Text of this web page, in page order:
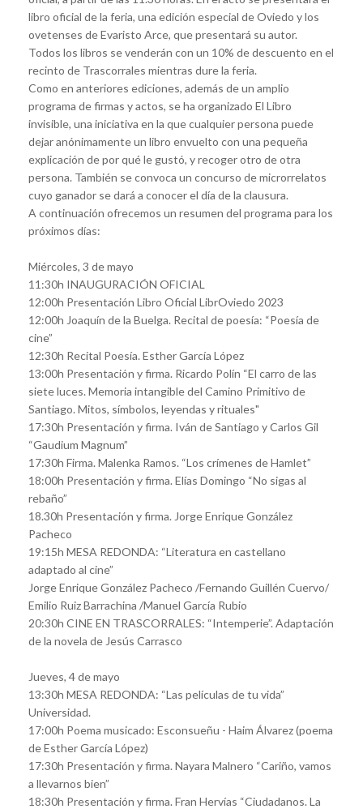
libro oficial de la feria, una edición especial de Oviedo y los
ovetenses de Evaristo Arce, que presentará su autor.
Todos los libros se venderán con un 10% de descuento en el
recinto de Trascorrales mientras dure la feria.
Como en anteriores ediciones, además de un amplio
programa de firmas y actos, se ha organizado El Libro
invisible, una iniciativa en la que cualquier persona puede
dejar anónimamente un libro envuelto con una pequeña
explicación de por qué le gustó, y recoger otro de otra
persona. También se convoca un concurso de microrrelatos
cuyo ganador se dará a conocer el día de la clausura.
A continuación ofrecemos un resumen del programa para los
próximos días:
Miércoles, 3 de mayo
11:30h INAUGURACIÓN OFICIAL
12:00h Presentación Libro Oficial LibrOviedo 2023
12:00h Joaquín de la Buelga. Recital de poesía: “Poesía de
cine”
12:30h Recital Poesía. Esther García López
13:00h Presentación y firma. Ricardo Polín “El carro de las
siete luces. Memoria intangible del Camino Primitivo de
Santiago. Mitos, símbolos, leyendas y rituales"
17:30h Presentación y firma. Iván de Santiago y Carlos Gil
“Gaudium Magnum”
17:30h Firma. Malenka Ramos. “Los crímenes de Hamlet”
18:00h Presentación y firma. Elías Domingo “No sigas al
rebaño”
18.30h Presentación y firma. Jorge Enrique González
Pacheco
19:15h MESA REDONDA: “Literatura en castellano
adaptado al cine”
Jorge Enrique González Pacheco /Fernando Guillén Cuervo/
Emilio Ruiz Barrachina /Manuel García Rubio
20:30h CINE EN TRASCORRALES: “Intemperie”. Adaptación
de la novela de Jesús Carrasco
Jueves, 4 de mayo
13:30h MESA REDONDA: “Las películas de tu vida”
Universidad.
17:00h Poema musicado: Esconsueñu - Haim Álvarez (poema
de Esther García López)
17:30h Presentación y firma. Nayara Malnero “Cariño, vamos
a llevarnos bien”
18:30h Presentación y firma. Fran Hervías “Ciudadanos. La